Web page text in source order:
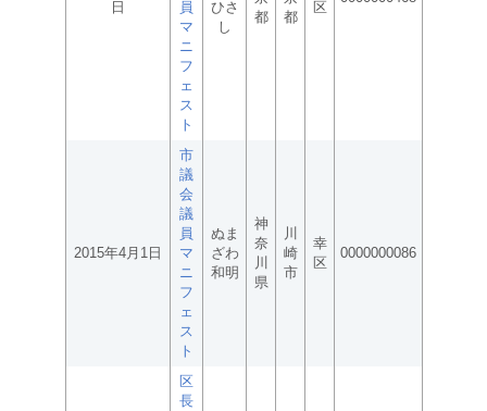
日
員
マ
ニ
フ
ェ
ス
ト
ひさ
し
都
都
区
2015年4月1日
市
議
会
議
員
マ
ニ
フ
ェ
ス
ト
ぬま
ざわ
和明
神
奈
川
県
川
崎
市
幸
区
0000000086
区
長